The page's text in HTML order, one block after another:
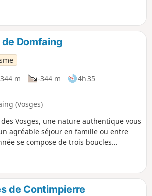
appelés Bouts et les
qui les jalonnent.
Domfaing
m -344 m
4h 35
(Vosges)
Vosges, une nature authentique vous
agréable séjour en famille ou entre
se compose de trois boucles
de Contimpierre